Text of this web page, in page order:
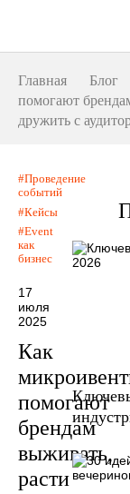
Главная Блог
помогают
дружить с
Проведение
событий
Кейсы
Event
как
бизнес
17
июля
2025
Как
помогают
брендам
выживать,
расти